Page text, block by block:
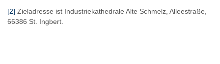
[2] Zieladresse ist Industriekathedrale Alte Schmelz, Alleestraße,
66386 St. Ingbert.